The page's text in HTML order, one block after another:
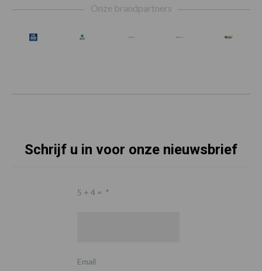
Onze brandpartners
Schrijf u in voor onze nieuwsbrief
5 + 4 = *
Email